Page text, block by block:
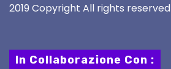
2019 Copyright All rights reserved
In Collaborazione Con :